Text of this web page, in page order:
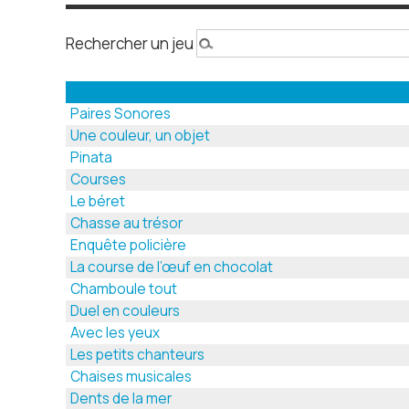
Rechercher un jeu
Paires Sonores
Une couleur, un objet
Pinata
Courses
Le béret
Chasse au trésor
Enquête policière
La course de l’œuf en chocolat
Chamboule tout
Duel en couleurs
Avec les yeux
Les petits chanteurs
Chaises musicales
Dents de la mer